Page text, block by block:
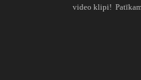
video klipi!